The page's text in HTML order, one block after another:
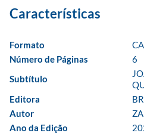
Formato
Número de Páginas
6
Subtítulo
Editora
Autor
Ano da Edição